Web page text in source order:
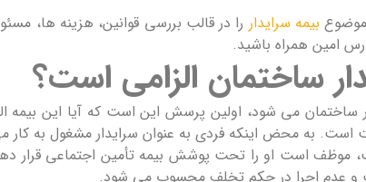
موضوع بیمه سرایدار را در قالب بررسی قوانین، هزینه ها،
امین همراه باشید.
ساختمان الزامی است؟
می شود، اولین پرسش این است که آیا این بیمه
به محض اینکه فردی به عنوان سرایدار مشغول به کار
موظف است او را تحت پوشش بیمه تأمین اجتماعی قرار دهد.
و عدم اجرا در حکم تخلف محسوب می شود.